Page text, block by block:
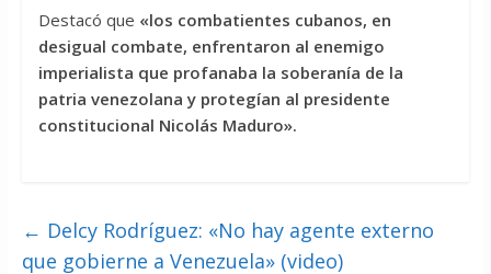
Destacó que «los combatientes cubanos, en
desigual combate, enfrentaron al enemigo
imperialista que profanaba la soberanía de la
patria venezolana y protegían al presidente
constitucional Nicolás Maduro».
← Delcy Rodríguez: «No hay agente externo
que gobierne a Venezuela» (video)